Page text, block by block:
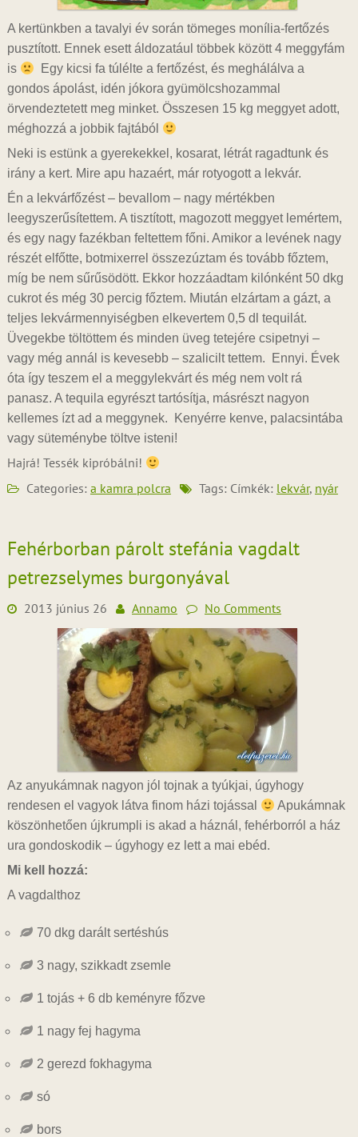
A kertünkben a tavalyi év során tömeges monília-fertőzés
pusztított. Ennek esett áldozatául többek között 4 meggyfám
is
Egy kicsi fa túlélte a fertőzést, és meghálálva a
gondos ápolást, idén jókora gyümölcshozammal
örvendeztetett meg minket. Összesen 15 kg meggyet adott,
méghozzá a jobbik fajtából
Neki is estünk a gyerekekkel, kosarat, létrát ragadtunk és
irány a kert. Mire apu hazaért, már rotyogott a lekvár.
Én a lekvárfőzést – bevallom – nagy mértékben
leegyszerűsítettem. A tisztított, magozott meggyet lemértem,
és egy nagy fazékban feltettem főni. Amikor a levének nagy
részét elfőtte, botmixerrel összezúztam és tovább főztem,
míg be nem sűrűsödött. Ekkor hozzáadtam kilónként 50 dkg
cukrot és még 30 percig főztem. Miután elzártam a gázt, a
teljes lekvármennyiségben elkevertem 0,5 dl tequilát.
Üvegekbe töltöttem és minden üveg tetejére csipetnyi –
vagy még annál is kevesebb – szalicilt tettem. Ennyi. Évek
óta így teszem el a meggylekvárt és még nem volt rá
panasz. A tequila egyrészt tartósítja, másrészt nagyon
kellemes ízt ad a meggynek. Kenyérre kenve, palacsintába
vagy süteménybe töltve isteni!
Hajrá! Tessék kipróbálni!
Categories: a kamra polcra Tags: Címkék: lekvár, nyár
Fehérborban párolt stefánia vagdalt
petrezselymes burgonyával
2013 június 26 Annamo No Comments
Az anyukámnak nagyon jól tojnak a tyúkjai, úgyhogy
rendesen el vagyok látva finom házi tojással
Apukámnak
köszönhetően újkrumpli is akad a háznál, fehérborról a ház
ura gondoskodik – úgyhogy ez lett a mai ebéd.
Mi kell hozzá:
A vagdalthoz
70 dkg darált sertéshús
3 nagy, szikkadt zsemle
1 tojás + 6 db keményre főzve
1 nagy fej hagyma
2 gerezd fokhagyma
só
bors